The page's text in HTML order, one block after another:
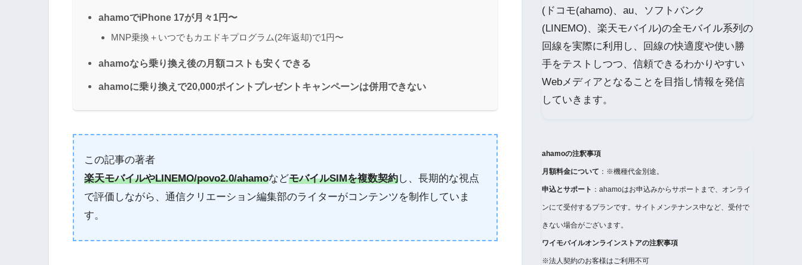
ahamoでiPhone 17が月々1円〜
MNP乗換＋いつでもカエドキプログラム(2年返却)で1円〜
ahamoなら乗り換え後の月額コストも安くできる
ahamoに乗り換えで20,000ポイントプレゼントキャンペーンは併用できない
この記事の著者
楽天モバイルやLINEMO/povo2.0/ahamoなどモバイルSIMを複数契約し、長期的な視点
で評価しながら、通信クリエーション編集部のライターがコンテンツを制作していま
す。
(ドコモ(ahamo)、au、ソフトバンク
(LINEMO)、楽天モバイル)の全モバイル系列の
回線を実際に利用し、回線の快適度や使い勝
手をテストしつつ、信頼できるわかりやすい
Webメディアとなることを目指し情報を発信
していきます。
ahamoの注釈事項
月額料金について ：※機種代金別途。
申込とサポート ：ahamoはお申込みからサポートまで、オンライ
ンにて受付するプランです。サイトメンテナンス中など、受付で
きない場合がございます。
ワイモバイルオンラインストアの注釈事項
※法人契約のお客様はご利用不可